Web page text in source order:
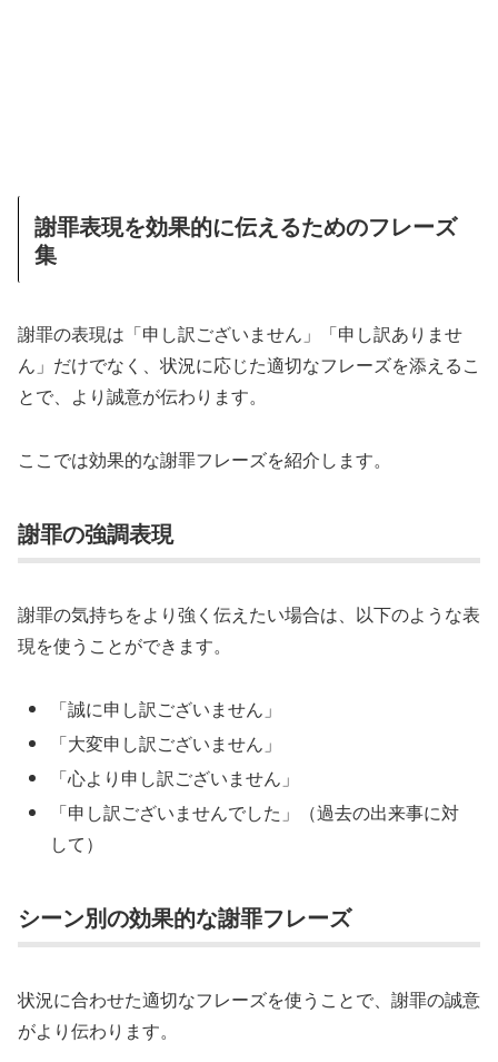
謝罪表現を効果的に伝えるためのフレーズ
集
謝罪の表現は「申し訳ございません」「申し訳ありませ
ん」だけでなく、状況に応じた適切なフレーズを添えるこ
とで、より誠意が伝わります。
ここでは効果的な謝罪フレーズを紹介します。
謝罪の強調表現
謝罪の気持ちをより強く伝えたい場合は、以下のような表
現を使うことができます。
「誠に申し訳ございません」
「大変申し訳ございません」
「心より申し訳ございません」
「申し訳ございませんでした」（過去の出来事に対
して）
シーン別の効果的な謝罪フレーズ
状況に合わせた適切なフレーズを使うことで、謝罪の誠意
がより伝わります。